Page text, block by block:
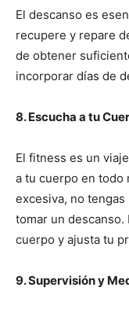
El descanso es
recupere y repare
de obtener
incorporar días de
8. Escucha a tu
El fitness es un
a tu cuerpo en todo
excesiva, no
tomar un descanso.
cuerpo y ajusta tu
9. Supervisión y